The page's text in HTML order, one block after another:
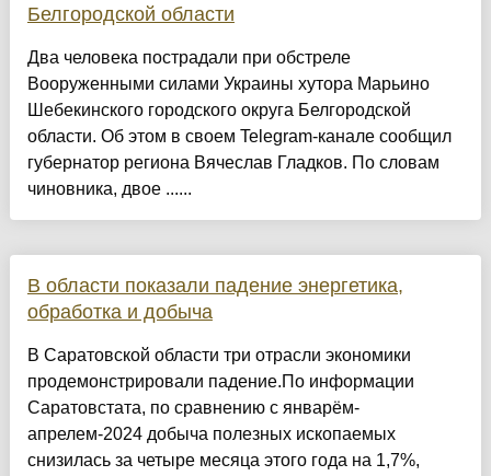
Белгородской области
Два человека пострадали при обстреле
Вооруженными силами Украины хутора Марьино
Шебекинского городского округа Белгородской
области. Об этом в своем Telegram-канале сообщил
губернатор региона Вячеслав Гладков. По словам
чиновника, двое ......
В области показали падение энергетика,
обработка и добыча
В Саратовской области три отрасли экономики
продемонстрировали падение.По информации
Саратовстата, по сравнению с январём-
апрелем-2024 добыча полезных ископаемых
снизилась за четыре месяца этого года на 1,7%,